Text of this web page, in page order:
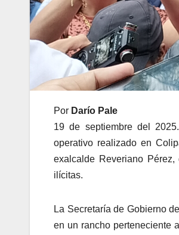
Por Darío Pale
19 de septiembre del
operativo realizado en
exalcalde Reveriano
ilícitas.
La Secretaría de Gobierno
en un rancho perteneciente